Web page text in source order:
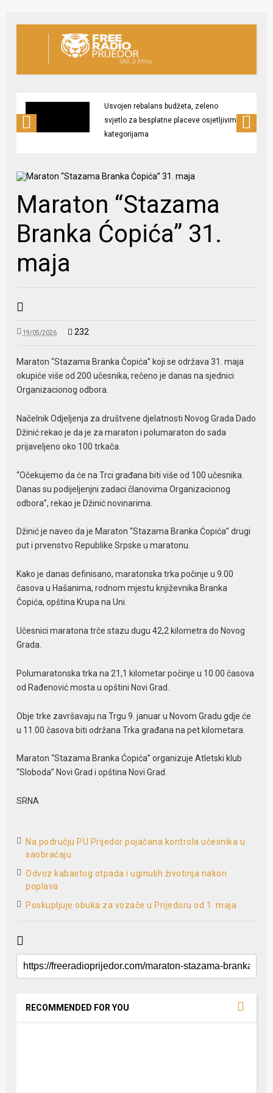
Usvojen rebalans budžeta, zeleno
svjetlo za besplatne placeve osjetljivim
kategorijama
Maraton “Stazama
Branka Ćopića” 31.
maja
19/05/2026 232
Maraton “Stazama Branka Ćopića” koji se održava 31. maja
okupiće više od 200 učesnika, rečeno je danas na sjednici
Organizacionog odbora.
Načelnik Odjeljenja za društvene djelatnosti Novog Grada Dado
Džinić rekao je da je za maraton i polumaraton do sada
prijaveljeno oko 100 trkača.
“Očekujemo da će na Trci građana biti više od 100 učesnika.
Danas su podijeljenjni zadaci članovima Organizacionog
odbora”, rekao je Džinić novinarima.
Džinić je naveo da je Maraton “Stazama Branka Ćopića” drugi
put i prvenstvo Republike Srpske u maratonu.
Kako je danas definisano, maratonska trka počinje u 9.00
časova u Hašanima, rodnom mjestu književnika Branka
Ćopića, opština Krupa na Uni.
Učesnici maratona trče stazu dugu 42,2 kilometra do Novog
Grada.
Polumaratonska trka na 21,1 kilometar počinje u 10.00 časova
od Rađenović mosta u opštini Novi Grad.
Obje trke završavaju na Trgu 9. januar u Novom Gradu gdje će
u 11.00 časova biti održana Trka građana na pet kilometara.
Maraton “Stazama Branka Ćopića” organizuje Atletski klub
“Sloboda” Novi Grad i opština Novi Grad.
SRNA
Na području PU Prijedor pojačana kontrola učesnika u
saobraćaju
Odvoz kabastog otpada i uginulih životinja nakon
poplava
Poskupljuje obuka za vozače u Prijedoru od 1. maja
RECOMMENDED FOR YOU